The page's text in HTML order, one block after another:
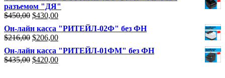
разъемом "ДЯ"
$450,00 Первоначальная
составляла
$450,00.
$430,00Текущая
цена:
$430,00.
Он-лайн касса "РИТЕЙЛ-02Ф" без ФН
$216,00 Первоначальная
составляла
$216,00.
$206,00Текущая
цена:
$206,00.
Он-лайн касса "РИТЕЙЛ-01ФМ" без ФН
$435,00 Первоначальная
$420,00Текущая